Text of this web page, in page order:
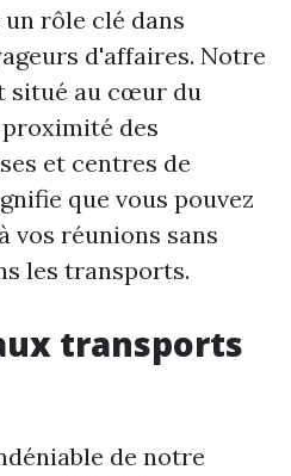
rôle clé dans
d'affaires. Notre
situé au cœur du
des
et centres de
que vous pouvez
vos réunions sans
les transports.
transports
de notre